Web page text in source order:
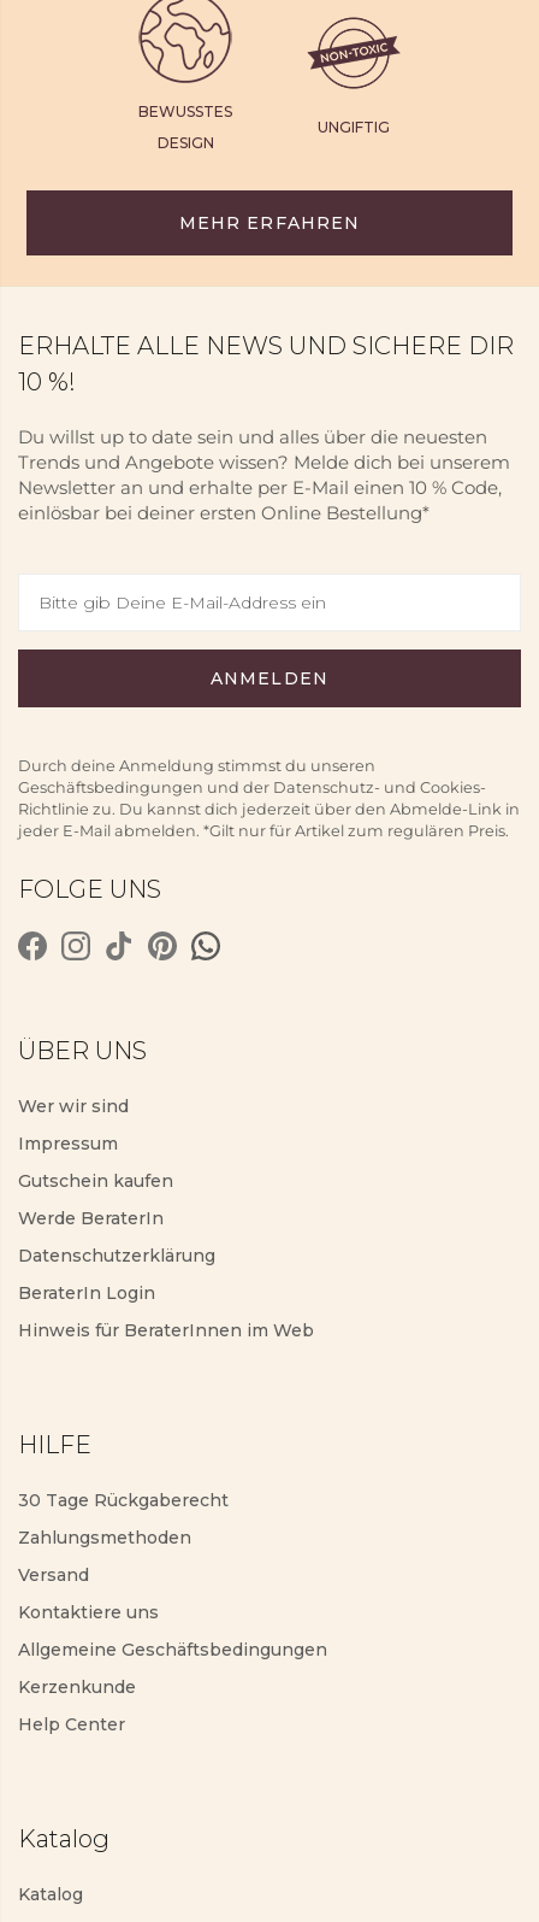
BEWUSSTES
DESIGN
UNGIFTIG
MEHR ERFAHREN
ERHALTE ALLE NEWS UND SICHERE DIR
10 %!
Du willst up to date sein und alles über die neuesten
Trends und Angebote wissen? Melde dich bei unserem
Newsletter an und erhalte per E-Mail einen 10 % Code,
einlösbar bei deiner ersten Online Bestellung*
Durch deine Anmeldung stimmst du unseren
Geschäftsbedingungen und der Datenschutz- und Cookies-
Richtlinie zu. Du kannst dich jederzeit über den Abmelde-Link in
jeder E-Mail abmelden. *Gilt nur für Artikel zum regulären Preis.
FOLGE UNS
ÜBER UNS
Wer wir sind
Impressum
Gutschein kaufen
Werde BeraterIn
Datenschutzerklärung
BeraterIn Login
Hinweis für BeraterInnen im Web
HILFE
30 Tage Rückgaberecht
Zahlungsmethoden
Versand
Kontaktiere uns
Allgemeine Geschäftsbedingungen
Kerzenkunde
Help Center
Katalog
Katalog